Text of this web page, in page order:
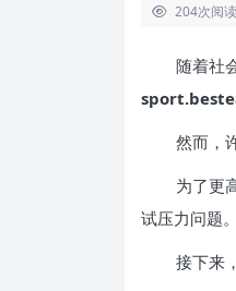
204次阅读
随着社
然而，
为了更
试压力问题。
接下来